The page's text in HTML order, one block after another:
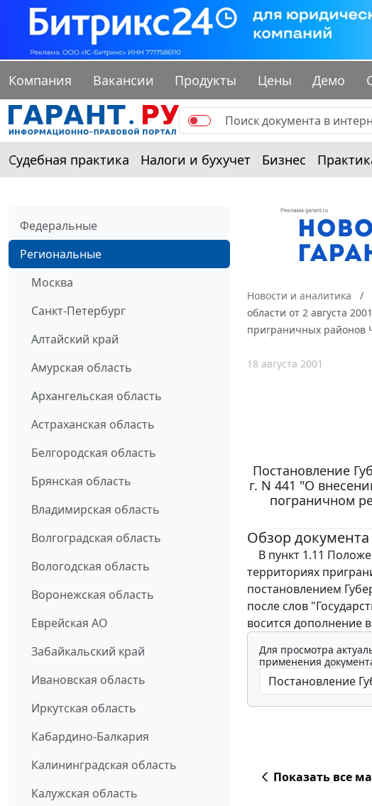
Компания Вакансии Продукты Цены Демо
Судебная практика Налоги и бухучет Бизнес
Федеральные
Региональные
Москва
Санкт-Петербург
Алтайский край
Амурская область
Архангельская область
Астраханская область
Белгородская область
Брянская область
Владимирская область
Волгоградская область
Вологодская область
Воронежская область
Еврейская АО
Забайкальский край
Ивановская область
Иркутская область
Кабардино-Балкария
Калининградская область
Калужская область
Новости и аналитика
области от 2 августа
приграничных районов
18 августа 2001
Постановление
г. N 441 "О
пограничном
Обзор документа
В пункт 1.11
территориях
постановлением
после слов
восится дополнение
Для просмотра
применения
Показать все